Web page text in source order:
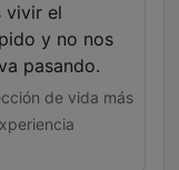
vivir el
y no nos
pasando.
de vida más